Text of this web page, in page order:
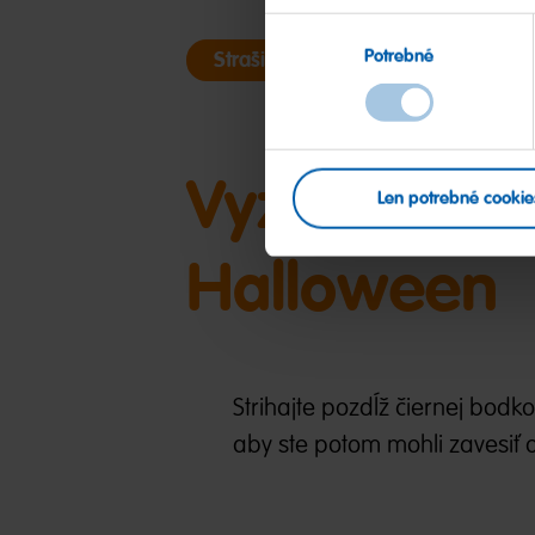
Potrebné
Len potrebné
Strašidelná výzdoba
Vyzdobte
Halloween
Strihajte pozdĺž čiernej
aby ste potom mohli zavesiť